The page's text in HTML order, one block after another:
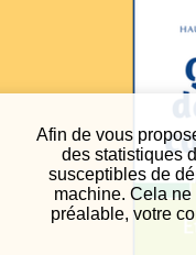
Afin de vous
des statistiques
susceptibles de
machine. Cela
préalable, votre